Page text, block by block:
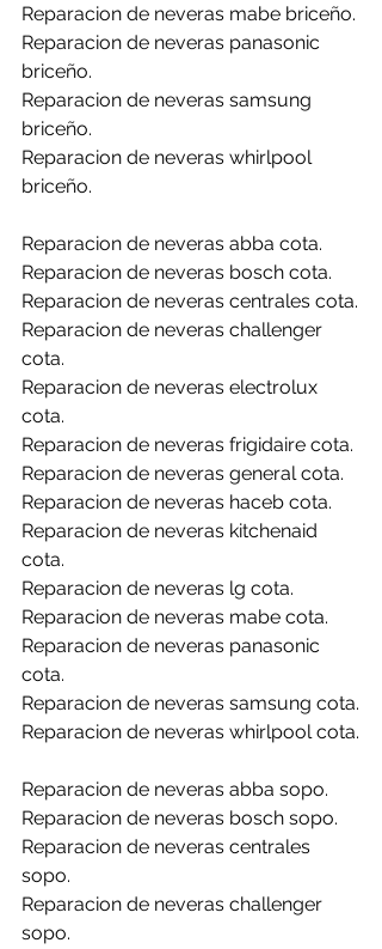
Reparacion de neveras mabe briceño.
Reparacion de neveras panasonic
briceño.
Reparacion de neveras samsung
briceño.
Reparacion de neveras whirlpool
briceño.
Reparacion de neveras abba cota.
Reparacion de neveras bosch cota.
Reparacion de neveras centrales cota.
Reparacion de neveras challenger
cota.
Reparacion de neveras electrolux
cota.
Reparacion de neveras frigidaire cota.
Reparacion de neveras general cota.
Reparacion de neveras haceb cota.
Reparacion de neveras kitchenaid
cota.
Reparacion de neveras lg cota.
Reparacion de neveras mabe cota.
Reparacion de neveras panasonic
cota.
Reparacion de neveras samsung cota.
Reparacion de neveras whirlpool cota.
Reparacion de neveras abba sopo.
Reparacion de neveras bosch sopo.
Reparacion de neveras centrales
sopo.
Reparacion de neveras challenger
sopo.